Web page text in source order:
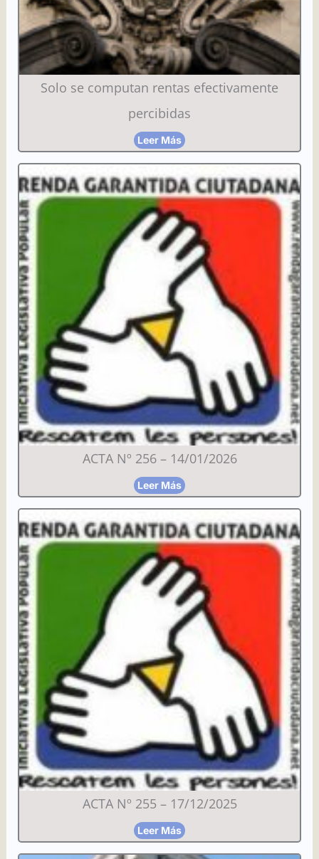
Solo se computan rentas efectivamente
percibidas
Leer Más
ACTA Nº 256 – 14/01/2026
Leer Más
ACTA Nº 255 – 17/12/2025
Leer Más